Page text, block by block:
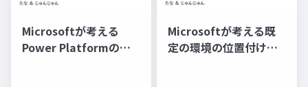
Microsoftが考える
Power Platformのテ
Microsoftが考える既
定の環境の位置付けを